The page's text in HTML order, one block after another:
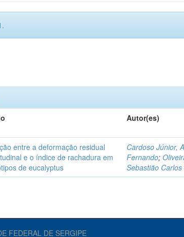
Autor(es)
entre a deformação residual
e o índice de rachadura em
de eucalyptus
Cardoso Júnior,
Fernando;
Sebastião
FEDERAL DE SERGIPE